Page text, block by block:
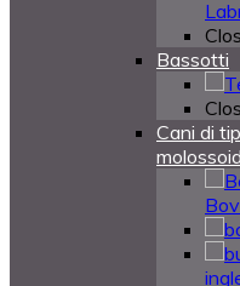
Bassotti
Cani di